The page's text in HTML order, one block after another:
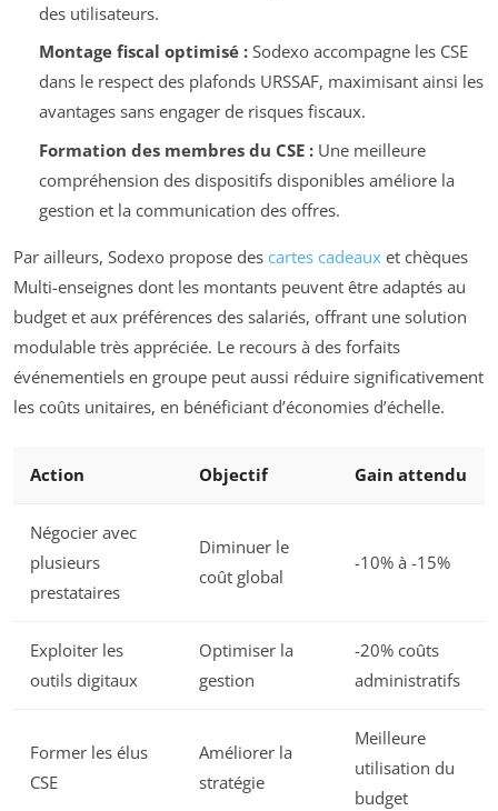
des utilisateurs.
Montage fiscal optimisé :Sodexo accompagne les CSE
dans le respect des plafonds URSSAF, maximisant ainsi les
avantages sans engager de risques fiscaux.
Formation des membres du CSE :Une meilleure
compréhension des dispositifs disponibles améliore la
gestion et la communication des offres.
Par ailleurs, Sodexo propose des cartes cadeaux et chèques
Multi-enseignes dont les montants peuvent être adaptés au
budget et aux préférences des salariés, offrant une solution
modulable très appréciée. Le recours à des forfaits
événementiels en groupe peut aussi réduire significativement
les coûts unitaires, en bénéficiant d’économies d’échelle.
Action Objectif Gain attendu
Négocier avec
plusieurs
prestataires
Diminuer le
coût global
-10% à -15%
Exploiter les
outils digitaux
Optimiser la
gestion
-20% coûts
administratifs
Former les élus
CSE
Améliorer la
stratégie
Meilleure
utilisation du
budget